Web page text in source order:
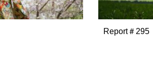
Report＃295